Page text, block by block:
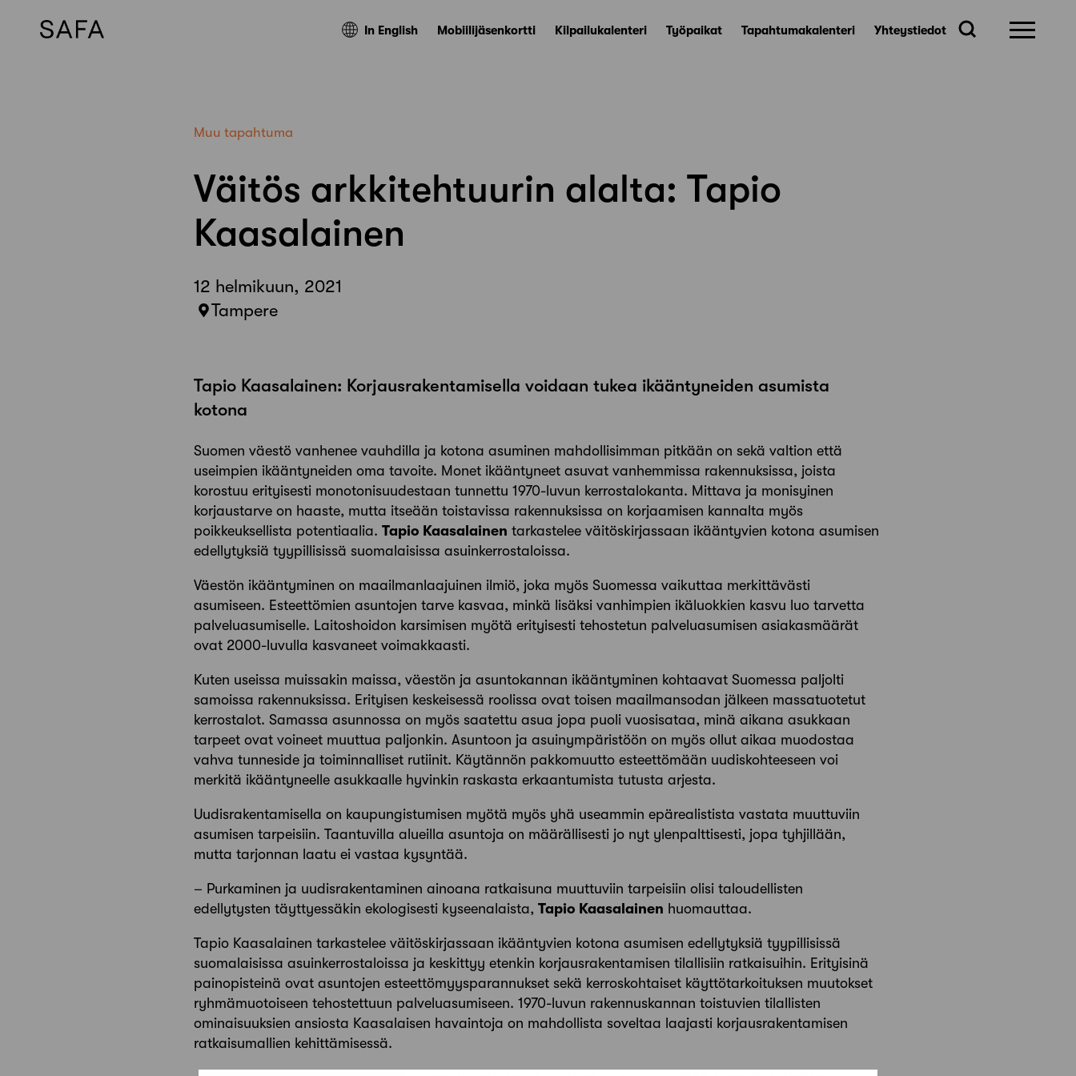
In English Mobiilijäsenkortti Kilpailukalenteri Työpaikat Tapahtumakalenteri Yhteystiedot
Muu tapahtuma
Väitös arkkitehtuurin alalta: Tapio
Kaasalainen
12 helmikuun, 2021
Tampere
Tapio Kaasalainen: Korjausrakentamisella voidaan tukea ikääntyneiden asumista
kotona
Suomen väestö vanhenee vauhdilla ja kotona asuminen mahdollisimman pitkään on sekä valtion että
useimpien ikääntyneiden oma tavoite. Monet ikääntyneet asuvat vanhemmissa rakennuksissa, joista
korostuu erityisesti monotonisuudestaan tunnettu 1970-luvun kerrostalokanta. Mittava ja monisyinen
korjaustarve on haaste, mutta itseään toistavissa rakennuksissa on korjaamisen kannalta myös
poikkeuksellista potentiaalia. Tapio Kaasalainen tarkastelee väitöskirjassaan ikääntyvien kotona asumisen
edellytyksiä tyypillisissä suomalaisissa asuinkerrostaloissa.
Väestön ikääntyminen on maailmanlaajuinen ilmiö, joka myös Suomessa vaikuttaa merkittävästi
asumiseen. Esteettömien asuntojen tarve kasvaa, minkä lisäksi vanhimpien ikäluokkien kasvu luo tarvetta
palveluasumiselle. Laitoshoidon karsimisen myötä erityisesti tehostetun palveluasumisen asiakasmäärät
ovat 2000-luvulla kasvaneet voimakkaasti.
Kuten useissa muissakin maissa, väestön ja asuntokannan ikääntyminen kohtaavat Suomessa paljolti
samoissa rakennuksissa. Erityisen keskeisessä roolissa ovat toisen maailmansodan jälkeen massatuotetut
kerrostalot. Samassa asunnossa on myös saatettu asua jopa puoli vuosisataa, minä aikana asukkaan
tarpeet ovat voineet muuttua paljonkin. Asuntoon ja asuinympäristöön on myös ollut aikaa muodostaa
vahva tunneside ja toiminnalliset rutiinit. Käytännön pakkomuutto esteettömään uudiskohteeseen voi
merkitä ikääntyneelle asukkaalle hyvinkin raskasta erkaantumista tutusta arjesta.
Uudisrakentamisella on kaupungistumisen myötä myös yhä useammin epärealistista vastata muuttuviin
asumisen tarpeisiin. Taantuvilla alueilla asuntoja on määrällisesti jo nyt ylenpalttisesti, jopa tyhjillään,
mutta tarjonnan laatu ei vastaa kysyntää.
– Purkaminen ja uudisrakentaminen ainoana ratkaisuna muuttuviin tarpeisiin olisi taloudellisten
edellytysten täyttyessäkin ekologisesti kyseenalaista, Tapio Kaasalainen huomauttaa.
Tapio Kaasalainen tarkastelee väitöskirjassaan ikääntyvien kotona asumisen edellytyksiä tyypillisissä
suomalaisissa asuinkerrostaloissa ja keskittyy etenkin korjausrakentamisen tilallisiin ratkaisuihin. Erityisinä
painopisteinä ovat asuntojen esteettömyysparannukset sekä kerroskohtaiset käyttötarkoituksen muutokset
ryhmämuotoiseen tehostettuun palveluasumiseen. 1970-luvun rakennuskannan toistuvien tilallisten
ominaisuuksien ansiosta Kaasalaisen havaintoja on mahdollista soveltaa laajasti korjausrakentamisen
ratkaisumallien kehittämisessä.